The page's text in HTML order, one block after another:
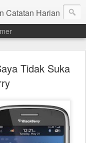
Catatan Harian
Tidak Suka